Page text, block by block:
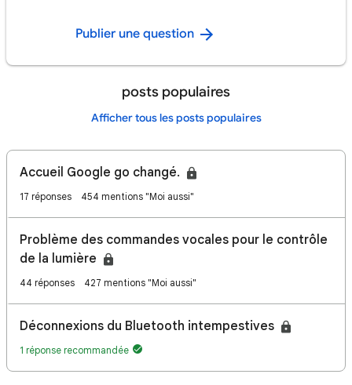
Publier une question
posts populaires
Afficher tous les posts populaires
Accueil Google go changé.
17 réponses 454 mentions "Moi aussi"
Problème des commandes vocales pour le contrôle
de la lumière
44 réponses 427 mentions "Moi aussi"
Déconnexions du Bluetooth intempestives
1 réponse recommandée